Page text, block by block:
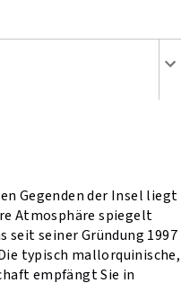
Gegenden der Insel liegt
Atmosphäre spiegelt
seit seiner Gründung 1997
typisch mallorquinische,
empfängt Sie in